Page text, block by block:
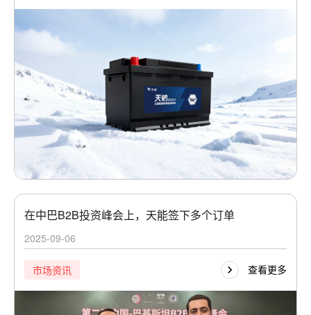
在中巴B2B投资峰会上，天能签下多个订单
2025-09-06
市场资讯 查看更多